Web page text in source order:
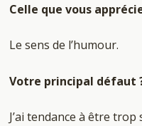
Celle que vous
Le sens de l’humour.
Votre principal défaut
J’ai tendance à être